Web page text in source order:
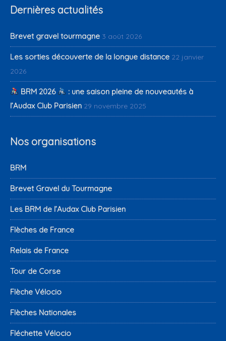
Dernières actualités
Brevet gravel tourmagne 3 août 2026
Les sorties découverte de la longue distance 22 janvier
2026
BRM 2026
: une saison pleine de nouveautés à
l’Audax Club Parisien 29 novembre 2025
Nos organisations
BRM
Brevet Gravel du Tourmagne
Les BRM de l’Audax Club Parisien
Flèches de France
Relais de France
Tour de Corse
Flèche Vélocio
Flèches Nationales
Fléchette Vélocio